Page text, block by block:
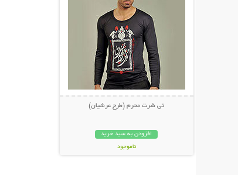
تی شرت محرم (طرح عرشیان)
افزودن به سبد خرید
ناموجود